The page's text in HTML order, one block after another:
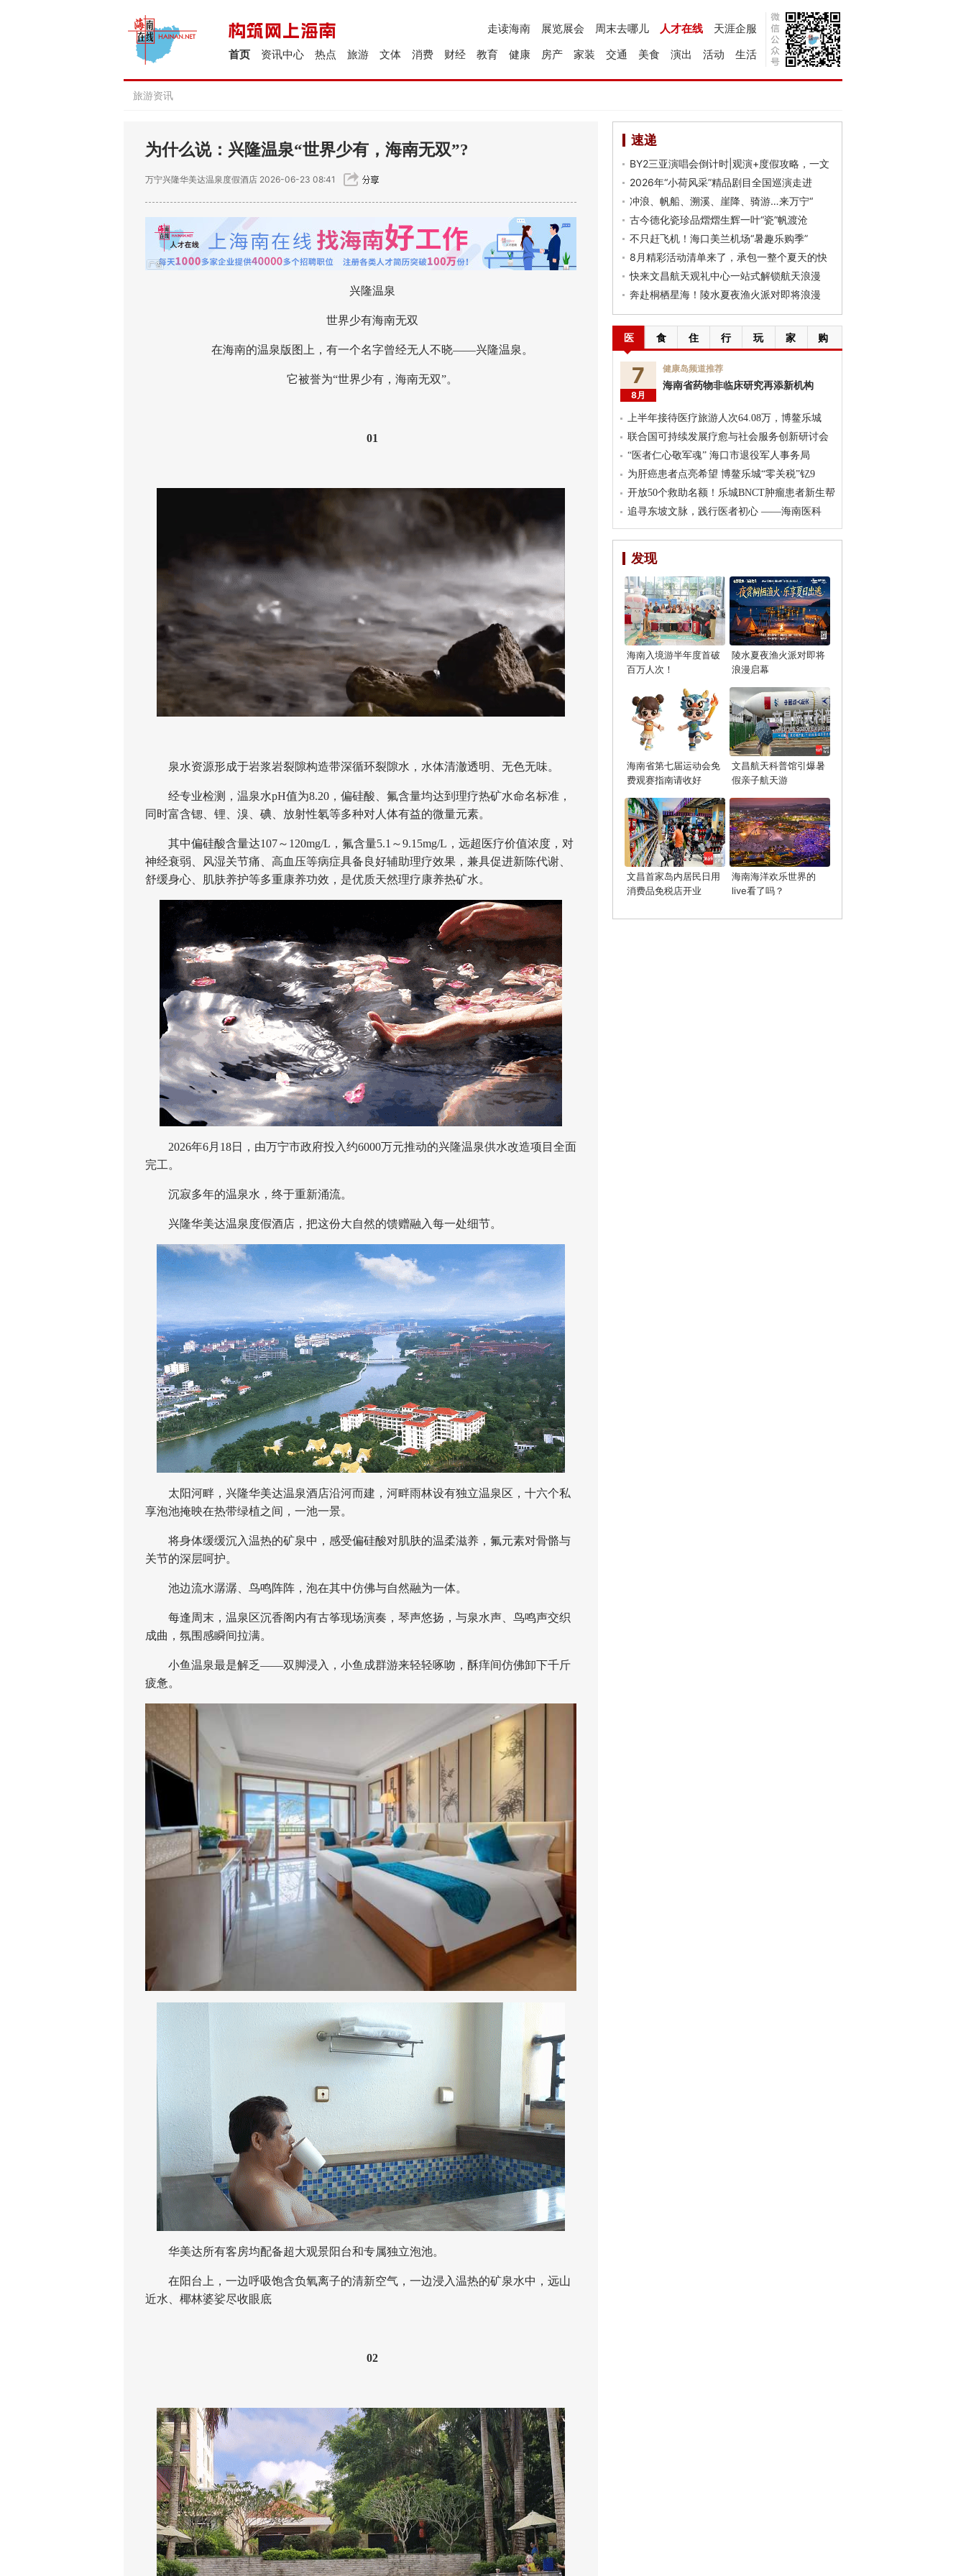
天涯企服
人才在线
周末去哪儿
展览展会
走读海南
生活
活动
演出
美食
交通
家装
房产
健康
教育
财经
消费
文体
旅游
热点
资讯中心
首页
旅游资讯
为什么说：兴隆温泉“世界少有，海南无双”?
万宁兴隆华美达温泉度假酒店 2026-06-23 08:41
兴隆温泉
世界少有海南无双
在海南的温泉版图上，有一个名字曾经无人不晓——兴隆温泉。
它被誉为“世界少有，海南无双”。
01
泉水资源形成于岩浆岩裂隙构造带深循环裂隙水，水体清澈透明、无色无味。
经专业检测，温泉水pH值为8.20，偏硅酸、氟含量均达到理疗热矿水命名标准，
同时富含锶、锂、溴、碘、放射性氡等多种对人体有益的微量元素。
其中偏硅酸含量达107～120mg/L，氟含量5.1～9.15mg/L，远超医疗价值浓度，对
神经衰弱、风湿关节痛、高血压等病症具备良好辅助理疗效果，兼具促进新陈代谢、
舒缓身心、肌肤养护等多重康养功效，是优质天然理疗康养热矿水。
2026年6月18日，由万宁市政府投入约6000万元推动的兴隆温泉供水改造项目全面
完工。
沉寂多年的温泉水，终于重新涌流。
兴隆华美达温泉度假酒店，把这份大自然的馈赠融入每一处细节。
太阳河畔，兴隆华美达温泉酒店沿河而建，河畔雨林设有独立温泉区，十六个私
享泡池掩映在热带绿植之间，一池一景。
将身体缓缓沉入温热的矿泉中，感受偏硅酸对肌肤的温柔滋养，氟元素对骨骼与
关节的深层呵护。
池边流水潺潺、鸟鸣阵阵，泡在其中仿佛与自然融为一体。
每逢周末，温泉区沉香阁内有古筝现场演奏，琴声悠扬，与泉水声、鸟鸣声交织
成曲，氛围感瞬间拉满。
小鱼温泉最是解乏——双脚浸入，小鱼成群游来轻轻啄吻，酥痒间仿佛卸下千斤
疲惫。
华美达所有客房均配备超大观景阳台和专属独立泡池。
在阳台上，一边呼吸饱含负氧离子的清新空气，一边浸入温热的矿泉水中，远山
近水、椰林婆娑尽收眼底
02
速递
BY2三亚演唱会倒计时|观演+度假攻略，一文
2026年“小荷风采”精品剧目全国巡演走进
冲浪、帆船、溯溪、崖降、骑游…来万宁“
古今德化瓷珍品熠熠生辉一叶“瓷”帆渡沧
不只赶飞机！海口美兰机场“暑趣乐购季”
8月精彩活动清单来了，承包一整个夏天的快
快来文昌航天观礼中心一站式解锁航天浪漫
奔赴桐栖星海！陵水夏夜渔火派对即将浪漫
医 食 住 行 玩 家 购
7
8月
健康岛频道推荐
海南省药物非临床研究再添新机构
上半年接待医疗旅游人次64.08万，博鳌乐城
联合国可持续发展疗愈与社会服务创新研讨会
“医者仁心敬军魂” 海口市退役军人事务局
为肝癌患者点亮希望 博鳌乐城“零关税”钇9
开放50个救助名额！乐城BNCT肿瘤患者新生帮
追寻东坡文脉，践行医者初心 ——海南医科
发现
海南入境游半年度首破
百万人次！
陵水夏夜渔火派对即将
浪漫启幕
海南省第七届运动会免
费观赛指南请收好
文昌航天科普馆引爆暑
假亲子航天游
文昌首家岛内居民日用
消费品免税店开业
海南海洋欢乐世界的
live看了吗？